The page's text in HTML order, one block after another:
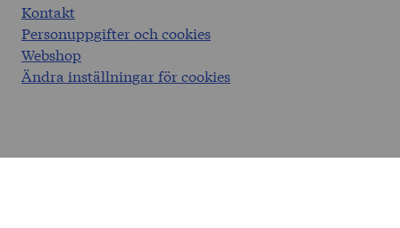
Kontakt
Personuppgifter och cookies
Webshop
Ändra inställningar för cookies